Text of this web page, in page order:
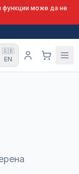
функции може да не
🇬🇧
EN